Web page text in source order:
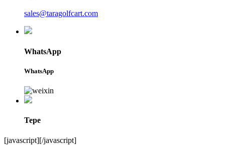
sales@taragolfcart.com
WhatsApp
WhatsApp
Tepe
[javascript][/javascript]